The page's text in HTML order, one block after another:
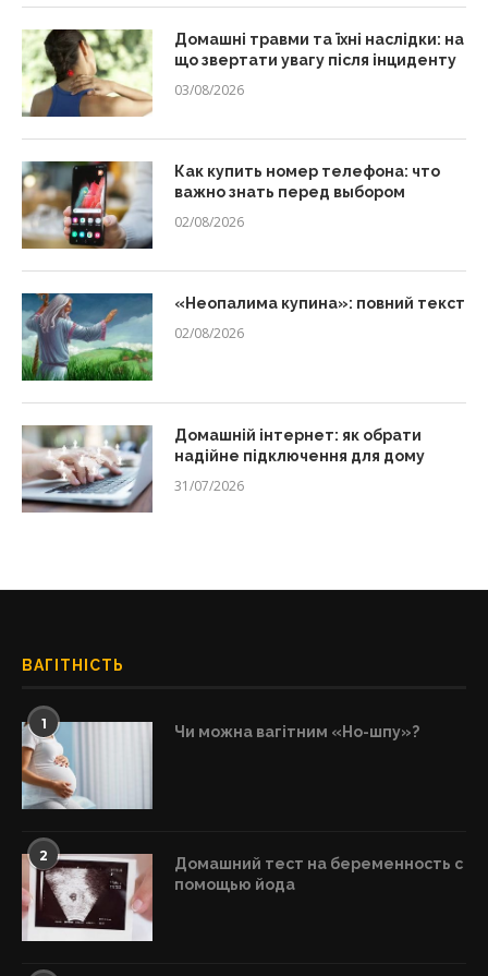
Домашні травми та їхні наслідки: на
що звертати увагу після інциденту
03/08/2026
Как купить номер телефона: что
важно знать перед выбором
02/08/2026
«Неопалима купина»: повний текст
02/08/2026
Домашній інтернет: як обрати
надійне підключення для дому
31/07/2026
ВАГІТНІСТЬ
1 Чи можна вагітним «Но-шпу»?
2
Домашний тест на беременность с
помощью йода